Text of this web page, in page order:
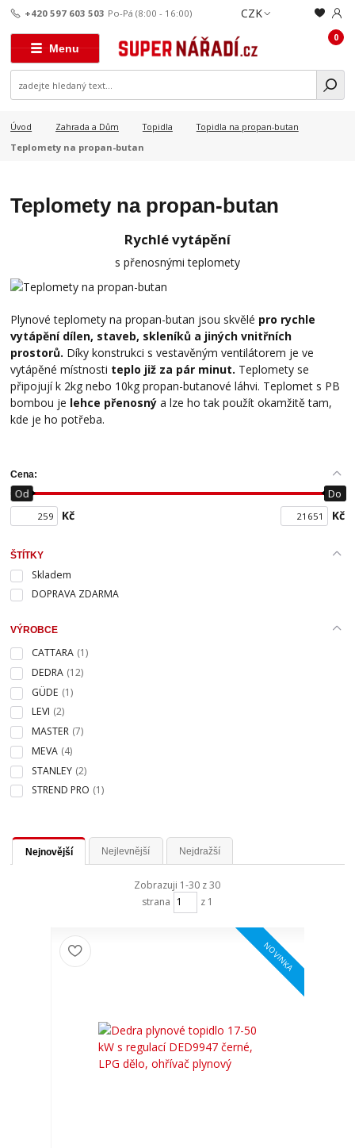
Menu
CZK
+420 597 603 503 Po-Pá (8:00 - 16:00)
0
Úvod Zahrada a Dům Topidla Topidla na propan-butan
Teplomety na propan-butan
Teplomety na propan-butan
Rychlé vytápění
s přenosnými teplomety
Plynové teplomety na propan-butan jsou skvělé pro rychle
vytápění dílen, staveb, skleníků a jiných vnitřních
prostorů. Díky konstrukci s vestavěným ventilátorem je ve
vytápěné místnosti teplo již za pár minut. Teplomety se
připojují k 2kg nebo 10kg propan-butanové láhvi. Teplomet s PB
bombou je lehce přenosný a lze ho tak použít okamžitě tam,
kde je ho potřeba.
Cena:
Kč
Od Do
Kč
ŠTÍTKY
Skladem
DOPRAVA ZDARMA
VÝROBCE
CATTARA (1)
DEDRA (12)
GÜDE (1)
LEVI (2)
MASTER (7)
MEVA (4)
STANLEY (2)
STREND PRO (1)
Nejnovější Nejlevnější Nejdražší
Zobrazuji 1-30 z 30
strana
z 1
NOVINKA